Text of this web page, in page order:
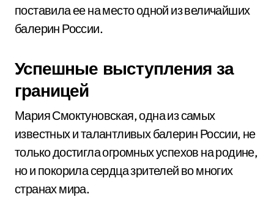
поставила ее на место одной из величайших
балерин России.
Успешные выступления за
границей
Мария Смоктуновская, одна из самых
известных и талантливых балерин России, не
только достигла огромных успехов на родине,
но и покорила сердца зрителей во многих
странах мира.